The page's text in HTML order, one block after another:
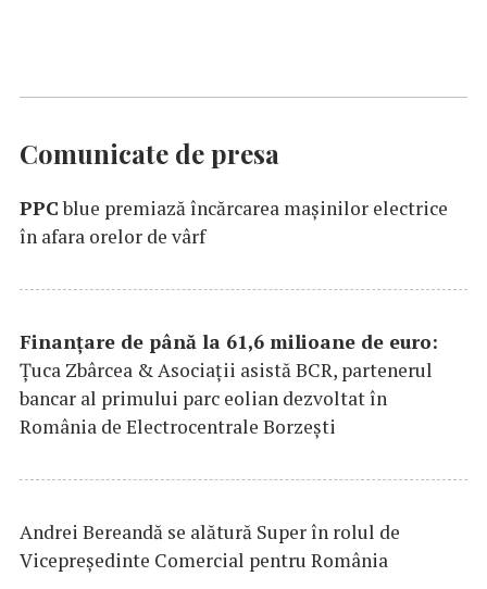
Comunicate de presa
PPCblue premiază încărcarea maşinilor electrice
în afara orelor de vârf
Finanțare de până la 61,6 milioane de euro:
Țuca Zbârcea & Asociații asistă BCR, partenerul
bancar al primului parc eolian dezvoltat în
România de Electrocentrale Borzești
Andrei Bereandă se alătură Super în rolul de
Vicepreședinte Comercial pentru România